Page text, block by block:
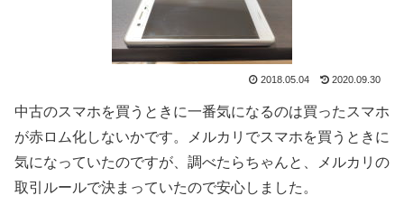
2018.05.04 2020.09.30
中古のスマホを買うときに一番気になるのは買ったスマホ
が赤ロム化しないかです。メルカリでスマホを買うときに
気になっていたのですが、調べたらちゃんと、メルカリの
取引ルールで決まっていたので安心しました。